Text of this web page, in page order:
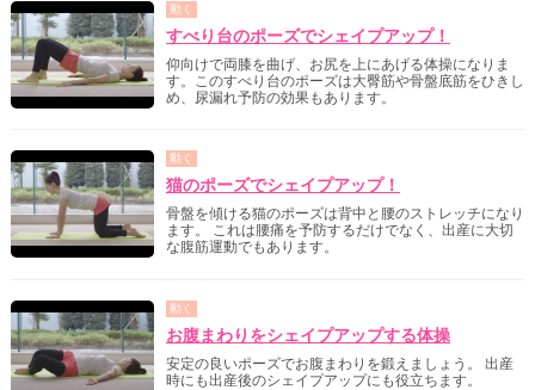
動く
すべり台のポーズでシェイプアップ！
仰向けで両膝を曲げ、お尻を上にあげる体操になりま
す。このすべり台のポーズは大臀筋や骨盤底筋をひきし
め、尿漏れ予防の効果もあります。
動く
猫のポーズでシェイプアップ！
骨盤を傾ける猫のポーズは背中と腰のストレッチになり
ます。 これは腰痛を予防するだけでなく、出産に大切
な腹筋運動でもあります。
動く
お腹まわりをシェイプアップする体操
安定の良いポーズでお腹まわりを鍛えましょう。 出産
時にも出産後のシェイプアップにも役立ちます。